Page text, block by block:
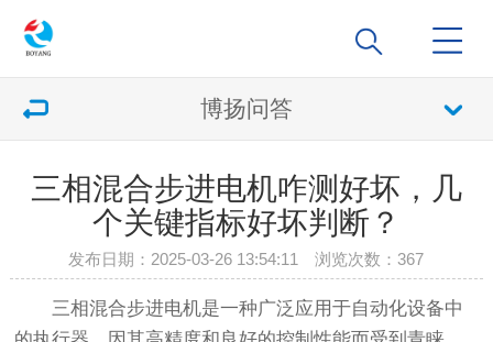
博扬问答
三相混合步进电机咋测好坏，几
个关键指标好坏判断？
发布日期：2025-03-26 13:54:11 浏览次数：367
三相混合步进电机是一种广泛应用于自动化设备中